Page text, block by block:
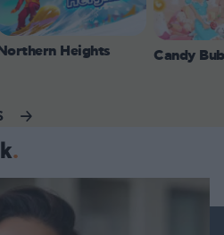
Heights Candy